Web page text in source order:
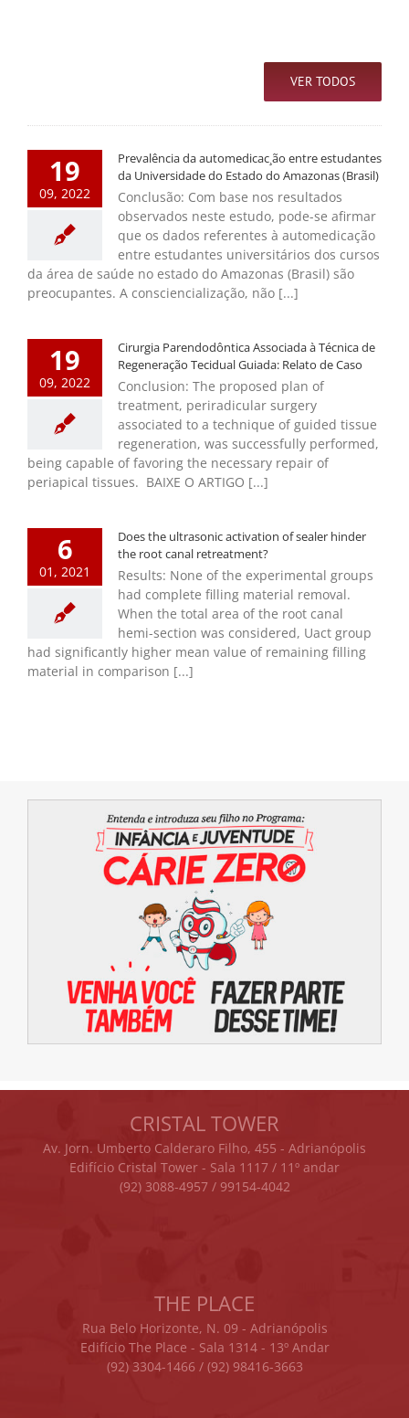
VER TODOS
19
09, 2022
Prevalência da automedicac¸ão entre estudantes
da Universidade do Estado do Amazonas (Brasil)
Conclusão: Com base nos resultados
observados neste estudo, pode-se afirmar
que os dados referentes à automedicação
entre estudantes universitários dos cursos
da área de saúde no estado do Amazonas (Brasil) são
preocupantes. A consciencialização, não [...]
19
09, 2022
Cirurgia Parendodôntica Associada à Técnica de
Regeneração Tecidual Guiada: Relato de Caso
Conclusion: The proposed plan of
treatment, periradicular surgery
associated to a technique of guided tissue
regeneration, was successfully performed,
being capable of favoring the necessary repair of
periapical tissues. BAIXE O ARTIGO [...]
6
01, 2021
Does the ultrasonic activation of sealer hinder
the root canal retreatment?
Results: None of the experimental groups
had complete filling material removal.
When the total area of the root canal
hemi-section was considered, Uact group
had significantly higher mean value of remaining filling
material in comparison [...]
CRISTAL TOWER
Av. Jorn. Umberto Calderaro Filho, 455 - Adrianópolis
Edifício Cristal Tower - Sala 1117 / 11º andar
(92) 3088-4957 / 99154-4042
THE PLACE
Rua Belo Horizonte, N. 09 - Adrianópolis
Edifício The Place - Sala 1314 - 13º Andar
(92) 3304-1466 / (92) 98416-3663